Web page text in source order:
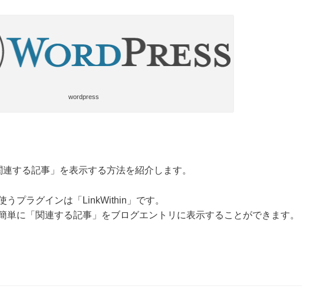
wordpress
する記事」を表示する方法を紹介します。
うプラグインは「LinkWithin」です。
単に「関連する記事」をブログエントリに表示することができます。